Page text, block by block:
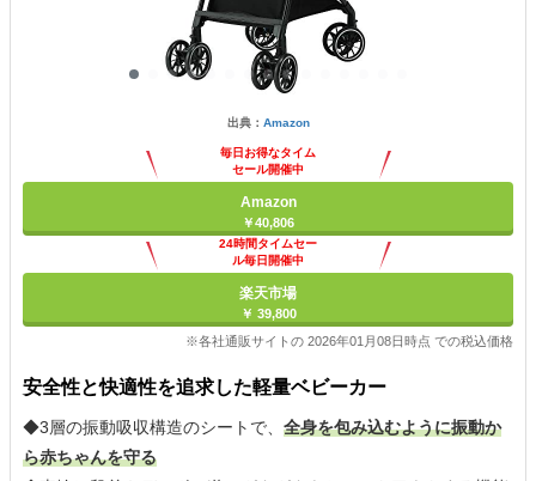
出典： Amazon
毎日お得なタイム
セール開催中
Amazon
￥40,806
24時間タイムセー
ル毎日開催中
楽天市場
￥ 39,800
※各社通販サイトの 2026年01月08日時点 での税込価格
安全性と快適性を追求した軽量ベビーカー
◆3層の振動吸収構造のシートで、 全身を包み込むように振動か
ら赤ちゃんを守る